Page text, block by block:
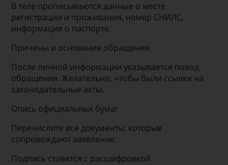
В теле прописываются данные о месте
регистрации и проживания, номер СНИЛС,
информация о паспорте.
Причины и основания обращения
После личной информации указывается повод
обращения. Желательно, чтобы были ссылки на
законодательные акты.
Опись официальных бумаг
Перечислите все документы, которые
сопровождают заявление.
Подпись ставится с расшифровкой